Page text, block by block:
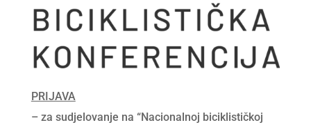
PRIJAVA
– za sudjelovanje na “Nacionalnoj biciklističkoj